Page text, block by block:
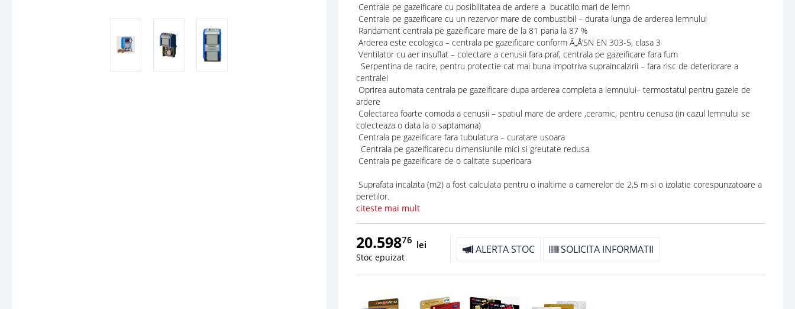
Centrale pe gazeificare cu posibilitatea de ardere a bucatilo mari de lemn
Centrale pe gazeificare cu un rezervor mare de combustibil – durata lunga de arderea lemnului
Randament centrala pe gazeificare mare de la 81 pana la 87 %
Arderea este ecologica – centrala pe gazeificare conform Ã„Å’SN EN 303-5, clasa 3
Ventilator cu aer insuflat – colectare a cenusii fara praf, centrala pe gazeificare fara fum
Serpentina de racire, pentru protectie cat mai buna impotriva supraincalzirii – fara risc de deteriorare a
centralei
Oprirea automata centrala pe gazeificare dupa arderea completa a lemnului– termostatul pentru gazele de
ardere
Colectarea foarte comoda a cenusii – spatiul mare de ardere ,ceramic, pentru cenusa (in cazul lemnului se
colecteaza o data la o saptamana)
Centrala pe gazeificare fara tubulatura – curatare usoara
Centrala pe gazeificarecu dimensiunile mici si greutate redusa
Centrala pe gazeificare de o calitate superioara
Suprafata incalzita (m2) a fost calculata pentru o inaltime a camerelor de 2,5 m si o izolatie corespunzatoare a
peretilor.
citeste mai mult
20.59876 lei
Stoc epuizat
ALERTA STOC SOLICITA INFORMATII